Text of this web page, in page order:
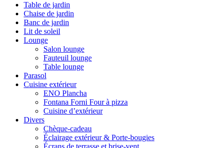
Table de jardin
Chaise de jardin
Banc de jardin
Lit de soleil
Lounge
Salon lounge
Fauteuil lounge
Table lounge
Parasol
Cuisine extérieur
ENO Plancha
Fontana Forni Four à pizza
Cuisine d’extérieur
Divers
Chèque-cadeau
Éclairage extérieur & Porte-bougies
Écrans de terrasse et brise-vent